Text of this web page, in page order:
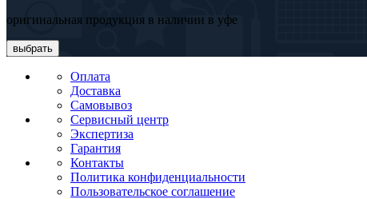
оригинальная продукция в наличии в уфе
выбрать
Оплата
Доставка
Самовывоз
Сервисный центр
Экспертиза
Гарантия
Контакты
Политика конфиденциальности
Пользовательское соглашение